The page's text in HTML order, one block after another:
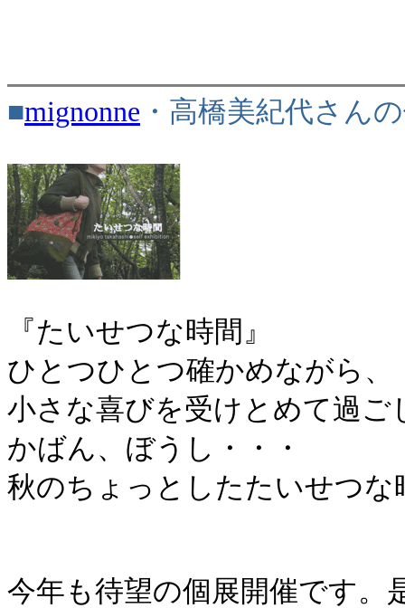
■mignonne ・高橋美紀代さん
『たいせつな時間』
ひとつひとつ確かめながら、
小さな喜びを受けとめて過ご
かばん、ぼうし・・・
秋のちょっとしたたいせつな
今年も待望の個展開催です。